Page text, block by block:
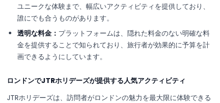
ユニークな体験まで、幅広いアクティビティを提供しており、
誰にでも合うものがあります。
透明な料金： プラットフォームは、隠れた料金のない明確な料
金を提供することで知られており、旅行者が効果的に予算を計
画できるようにしています。
ロンドンでJTRホリデーズが提供する人気アクティビティ
JTRホリデーズは、訪問者がロンドンの魅力を最大限に体験できる